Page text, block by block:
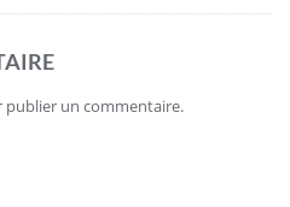
publier un commentaire.